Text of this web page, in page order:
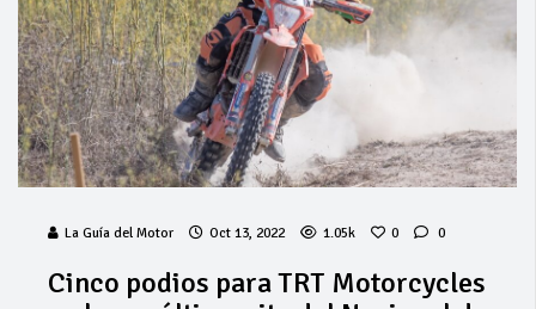
La Guía del Motor Oct 13, 2022 1.05k 0 0
Cinco podios para TRT Motorcycles